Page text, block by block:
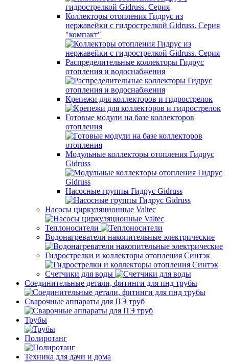
Коллекторы отопления Гидрус из
нержавейки с гидрострелкой Gidruss. Серия
"компакт"
Распределительные коллекторы Гидрус
отопления и водоснабжения
Крепежи для коллекторов и гидрострелок
Готовые модули на базе коллекторов
отопления
Модульные коллекторы отопления Гидрус
Gidruss
Насосные группы Гидрус Gidruss
Насосы циркуляционные Valtec
Теплоносители
Водонагреватели накопительные электрические
Гидрострелки и коллекторы отопления Синтэк
Счетчики для воды
Соединительные детали, фитинги для пнд трубы
Сварочные аппараты для ПЭ труб
Трубы
Полиротанг
Техника для дачи и дома